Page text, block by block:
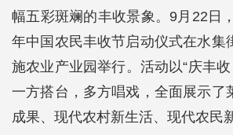
幅五彩斑斓的丰收景象。9月22日
年中国农民丰收节启动仪式在水集
施农业产业园举行。活动以“庆丰收
一方搭台，多方唱戏，全面展示了
成果、现代农村新生活、现代农民